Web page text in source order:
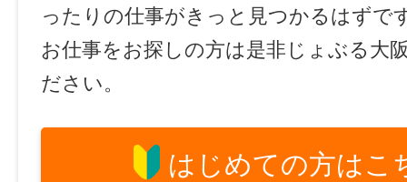
ったりの仕事がきっと見つかるはずで
お仕事をお探しの方は是非じょぶる大
ださい。
はじめての方はこ